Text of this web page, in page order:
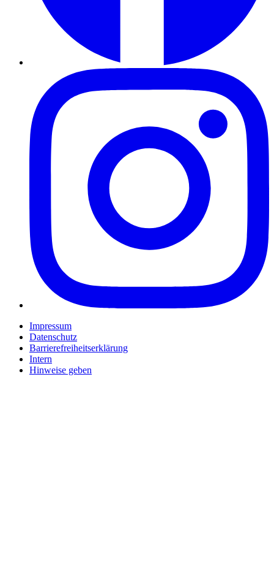
Impressum
Datenschutz
Barrierefreiheitserklärung
Intern
Hinweise geben